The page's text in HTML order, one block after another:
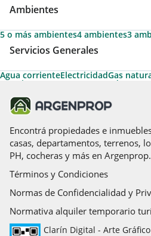
Ambientes
5 o más ambientes4 ambientes3
Servicios Generales
Agua corrienteElectricidadGas
Permite Mascotas Desayunador
Encontrá propiedades e
casas, departamentos, terrenos,
PH, cocheras y más en Argenprop.
Términos y Condiciones
Normas de Confidencialidad y
Normativa alquiler temporario
Clarín Digital - Arte